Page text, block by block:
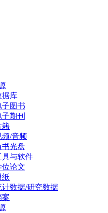
据库
子图书
子期刊
籍
频/音频
书光盘
具与软件
位论文
纸
计数据/研究数据
案